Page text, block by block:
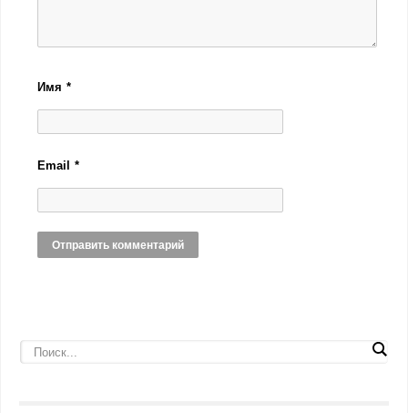
Имя*
Email*